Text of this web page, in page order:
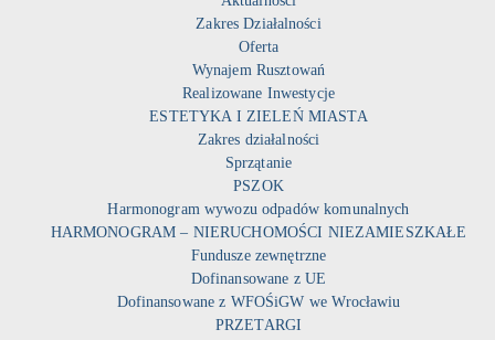
Zakres Działalności
Oferta
Wynajem Rusztowań
Realizowane Inwestycje
ESTETYKA I ZIELEŃ MIASTA
Zakres działalności
Sprzątanie
PSZOK
Harmonogram wywozu odpadów komunalnych
HARMONOGRAM – NIERUCHOMOŚCI NIEZAMIESZKAŁE
Fundusze zewnętrzne
Dofinansowane z UE
Dofinansowane z WFOŚiGW we Wrocławiu
PRZETARGI